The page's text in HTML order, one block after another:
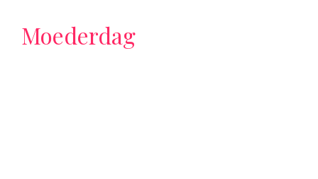
Moederdag